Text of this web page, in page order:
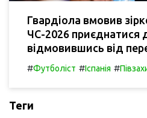
Гвардіола вмовив
ЧС-2026 приєднатися
відмовившись від
#Футболіст #Іспанія #
Теги